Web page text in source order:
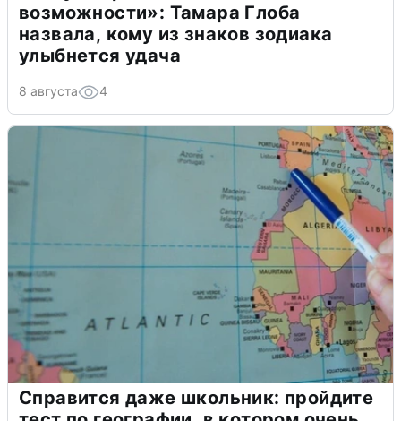
возможности»: Тамара Глоба
назвала, кому из знаков зодиака
улыбнется удача
8 августа 4
Справится даже школьник: пройдите